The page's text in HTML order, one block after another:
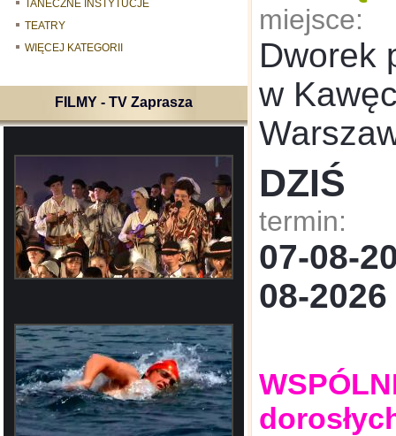
TANECZNE INSTYTUCJE
TEATRY
WIĘCEJ KATEGORII
FILMY - TV Zaprasza
miejsce:
Dworek
w
DZIŚ
termin:
07-08-
08-2026